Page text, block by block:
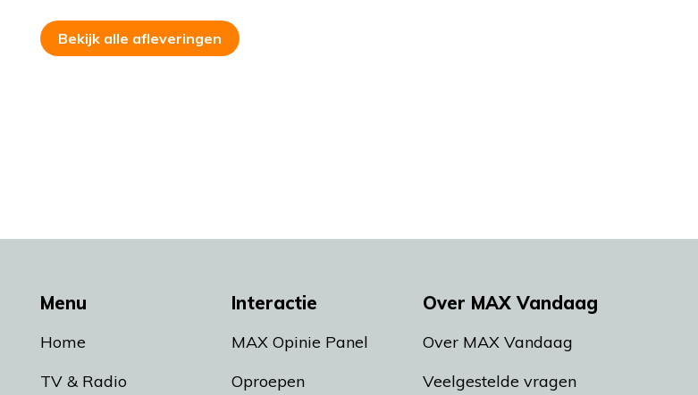
Bekijk alle afleveringen
Menu
Home
TV & Radio
Interactie
MAX Opinie Panel
Oproepen
Over MAX Vandaag
Over MAX Vandaag
Veelgestelde vragen